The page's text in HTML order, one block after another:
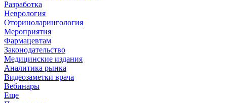
Разработка
Неврология
Оториноларингология
Мероприятия
Фармацевтам
Законодательство
Медицинские издания
Аналитика рынка
Видеозаметки врача
Вебинары
Еще